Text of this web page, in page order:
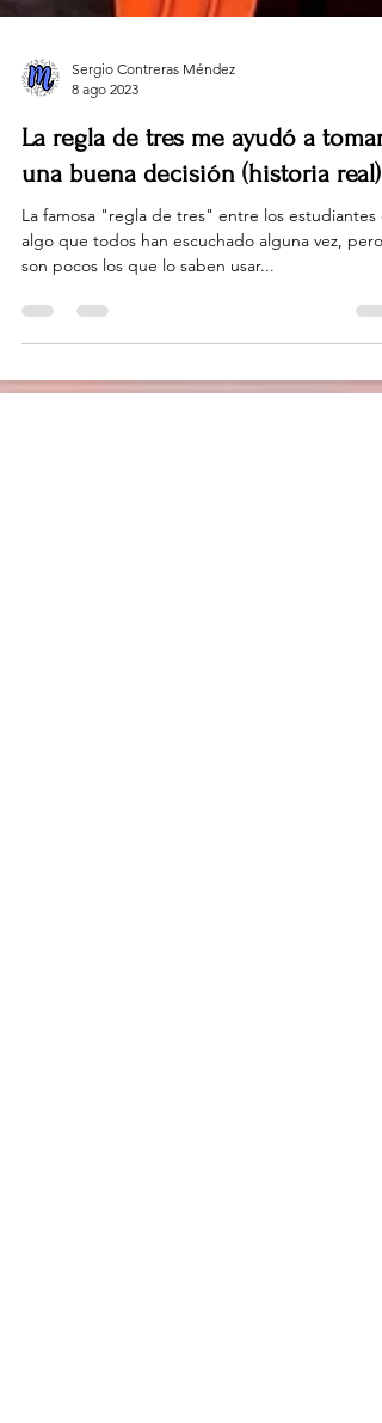
Sergio Contreras Méndez
8 ago 2023
una buena decisión (historia real)
La famosa "regla de tres" entre los estudiantes es
son pocos los que lo saben usar...